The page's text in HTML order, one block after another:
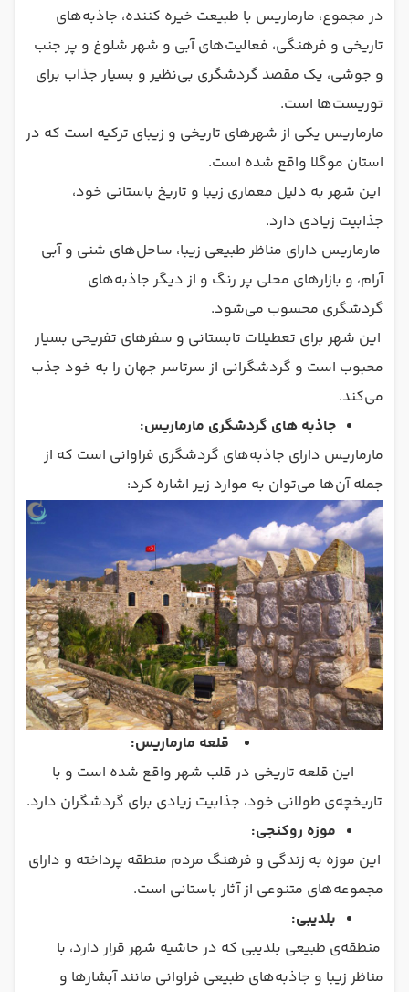
در مجموع، مارماریس با طبیعت خیره کننده، جاذبه‌های
تاریخی و فرهنگی، فعالیت‌های آبی و شهر شلوغ و پر جنب
و جوشی، یک مقصد گردشگری بی‌نظیر و بسیار جذاب برای
توریست‌ها است.
مارماریس یکی از شهرهای تاریخی و زیبای ترکیه است که در
استان موگلا واقع شده است.
این شهر به دلیل معماری زیبا و تاریخ باستانی خود،
جذابیت زیادی دارد.
مارماریس دارای مناظر طبیعی زیبا، ساحل‌های شنی و آبی
آرام، و بازارهای محلی پر رنگ و از دیگر جاذبه‌های
گردشگری محسوب می‌شود.
این شهر برای تعطیلات تابستانی و سفرهای تفریحی بسیار
محبوب است و گردشگرانی از سرتاسر جهان را به خود جذب
می‌کند.
جاذبه های گردشگری مارماریس:
مارماریس دارای جاذبه‌های گردشگری فراوانی است که از
جمله آن‌ها می‌توان به موارد زیر اشاره کرد:
قلعه مارماریس:
این قلعه تاریخی در قلب شهر واقع شده است و با
تاریخچه‌ی طولانی خود، جذابیت زیادی برای گردشگران دارد.
موزه روکنجی:
این موزه به زندگی و فرهنگ مردم منطقه پرداخته و دارای
مجموعه‌های متنوعی از آثار باستانی است.
بلدیبی:
منطقه‌ی طبیعی بلدیبی که در حاشیه شهر قرار دارد، با
مناظر زیبا و جاذبه‌های طبیعی فراوانی مانند آبشارها و